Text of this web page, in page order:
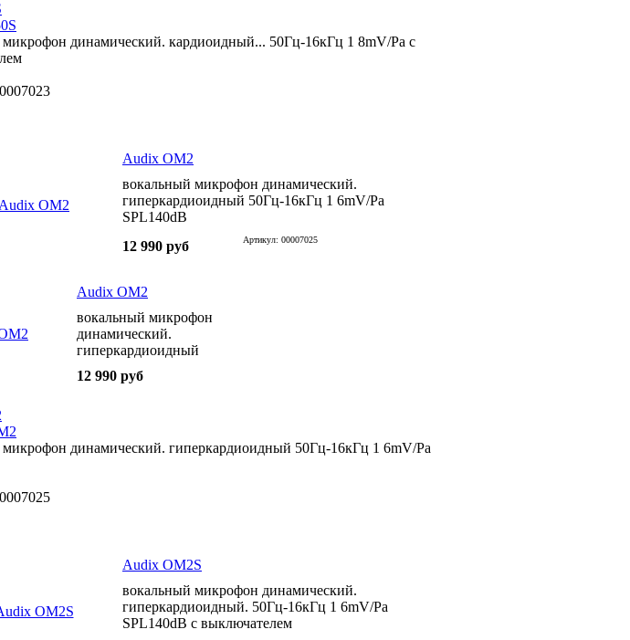
динамический. кардиоидный... 50Гц-16кГц 1 8mV/Pa с
Audix OM2
вокальный микрофон динамический.
гиперкардиоидный 50Гц-16кГц 1 6mV/Pa
SPL140dB
12 990 руб
Артикул: 00007025
Audix OM2
вокальный микрофон
динамический.
гиперкардиоидный
SPL140dB
12 990 руб
динамический. гиперкардиоидный 50Гц-16кГц 1 6mV/Pa
Audix OM2S
вокальный микрофон динамический.
гиперкардиоидный. 50Гц-16кГц 1 6mV/Pa
SPL140dB с выключателем